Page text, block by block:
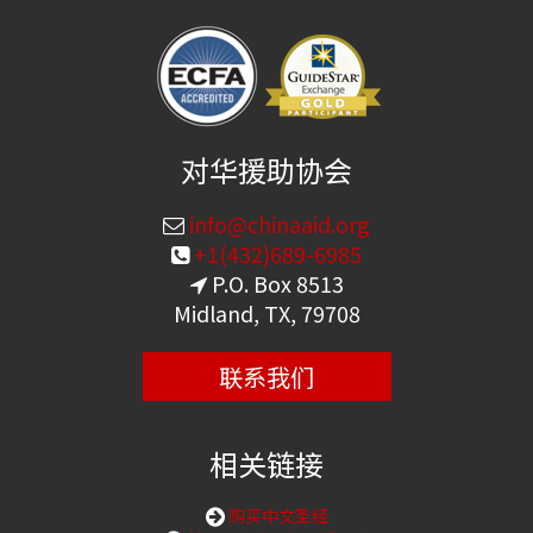
对华援助协会
info@chinaaid.org
+1(432)689-6985
P.O. Box 8513
Midland, TX, 79708
联系我们
相关链接
购买中文圣经